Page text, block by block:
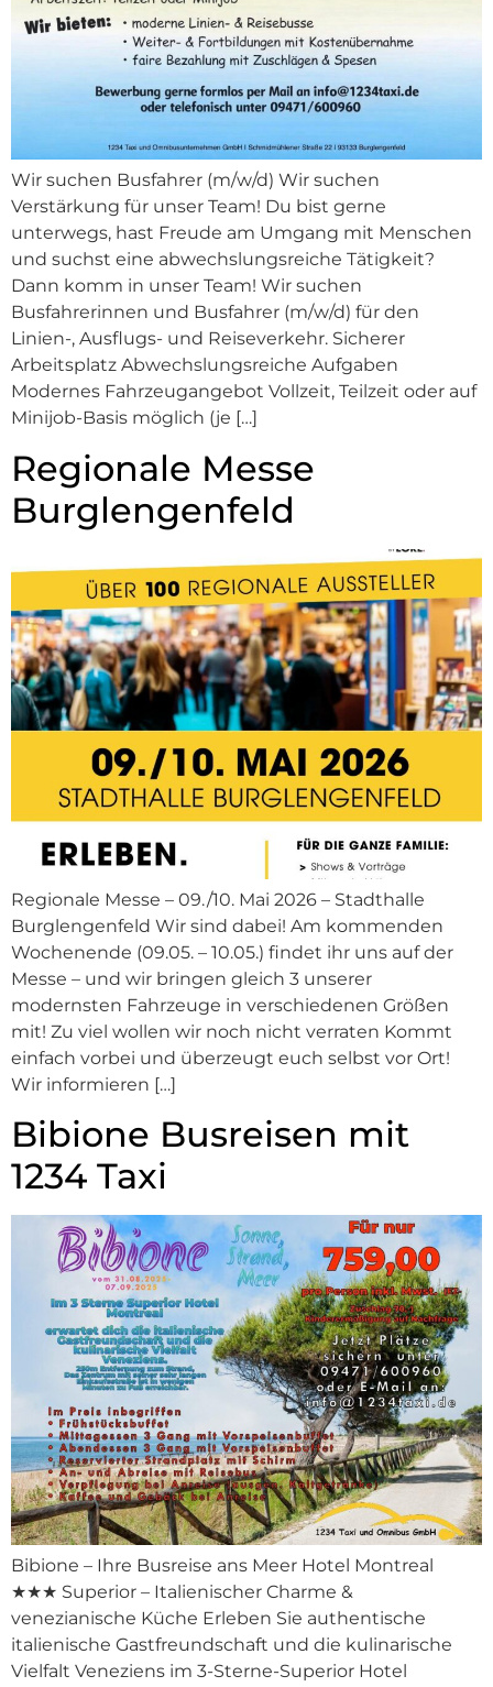
Wir suchen Busfahrer (m/w/d) Wir suchen
Verstärkung für unser Team! Du bist gerne
unterwegs, hast Freude am Umgang mit Menschen
und suchst eine abwechslungsreiche Tätigkeit?
Dann komm in unser Team! Wir suchen
Busfahrerinnen und Busfahrer (m/w/d) für den
Linien-, Ausflugs- und Reiseverkehr. Sicherer
Arbeitsplatz Abwechslungsreiche Aufgaben
Modernes Fahrzeugangebot Vollzeit, Teilzeit oder auf
Minijob-Basis möglich (je […]
Regionale Messe
Burglengenfeld
Regionale Messe – 09./10. Mai 2026 – Stadthalle
Burglengenfeld Wir sind dabei! Am kommenden
Wochenende (09.05. – 10.05.) findet ihr uns auf der
Messe – und wir bringen gleich 3 unserer
modernsten Fahrzeuge in verschiedenen Größen
mit! Zu viel wollen wir noch nicht verraten Kommt
einfach vorbei und überzeugt euch selbst vor Ort!
Wir informieren […]
Bibione Busreisen mit
1234 Taxi
Bibione – Ihre Busreise ans Meer Hotel Montreal
★★★ Superior – Italienischer Charme &
venezianische Küche Erleben Sie authentische
italienische Gastfreundschaft und die kulinarische
Vielfalt Veneziens im 3-Sterne-Superior Hotel